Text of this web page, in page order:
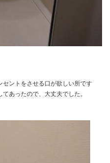
ントをさせる口が欲しい所です
あったので、大丈夫でした。